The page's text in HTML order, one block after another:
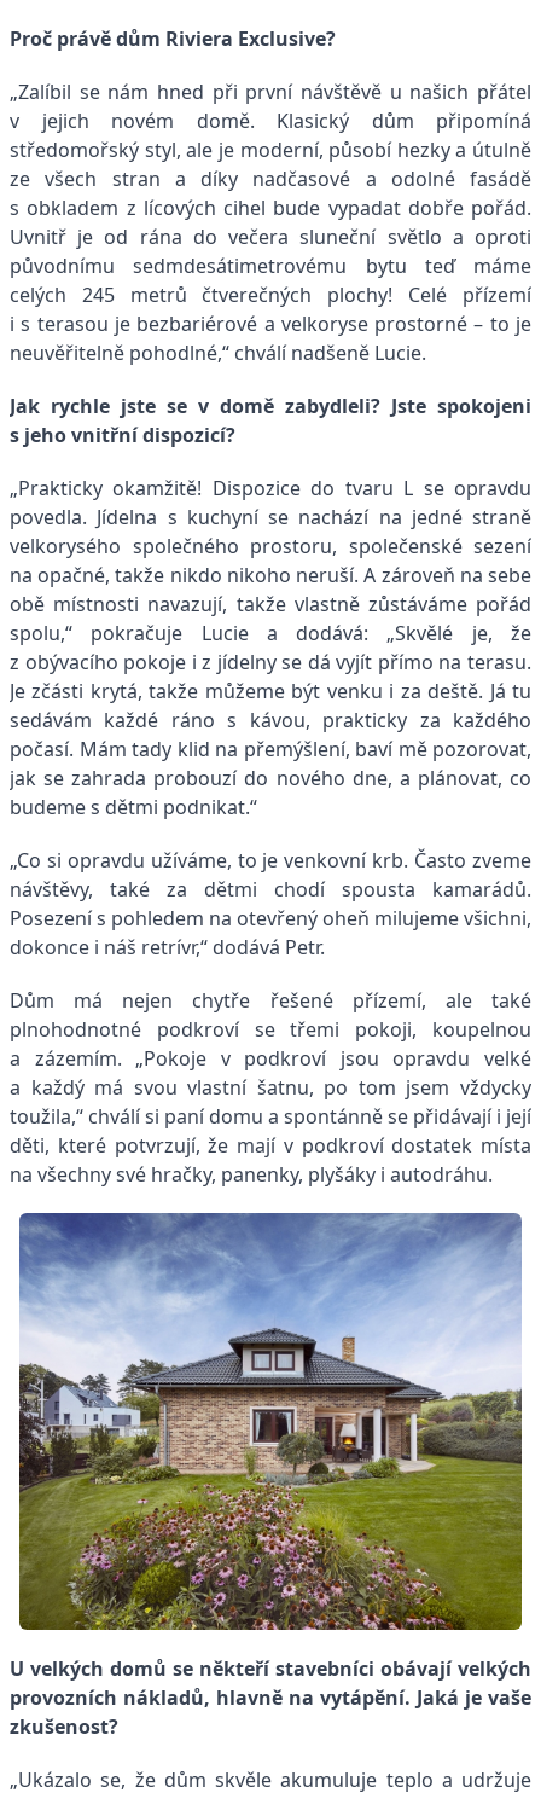
Proč právě dům Riviera Exclusive?
„Zalíbil se nám hned při první návštěvě u našich přátel
v jejich novém domě. Klasický dům připomíná
středomořský styl, ale je moderní, působí hezky a útulně
ze všech stran a díky nadčasové a odolné fasádě
s obkladem z lícových cihel bude vypadat dobře pořád.
Uvnitř je od rána do večera sluneční světlo a oproti
původnímu sedmdesátimetrovému bytu teď máme
celých 245 metrů čtverečných plochy! Celé přízemí
i s terasou je bezbariérové a velkoryse prostorné – to je
neuvěřitelně pohodlné,“ chválí nadšeně Lucie.
Jak rychle jste se v domě zabydleli? Jste spokojeni
s jeho vnitřní dispozicí?
„Prakticky okamžitě! Dispozice do tvaru L se opravdu
povedla. Jídelna s kuchyní se nachází na jedné straně
velkorysého společného prostoru, společenské sezení
na opačné, takže nikdo nikoho neruší. A zároveň na sebe
obě místnosti navazují, takže vlastně zůstáváme pořád
spolu,“ pokračuje Lucie a dodává: „Skvělé je, že
z obývacího pokoje i z jídelny se dá vyjít přímo na terasu.
Je zčásti krytá, takže můžeme být venku i za deště. Já tu
sedávám každé ráno s kávou, prakticky za každého
počasí. Mám tady klid na přemýšlení, baví mě pozorovat,
jak se zahrada probouzí do nového dne, a plánovat, co
budeme s dětmi podnikat.“
„Co si opravdu užíváme, to je venkovní krb. Často zveme
návštěvy, také za dětmi chodí spousta kamarádů.
Posezení s pohledem na otevřený oheň milujeme všichni,
dokonce i náš retrívr,“ dodává Petr.
Dům má nejen chytře řešené přízemí, ale také
plnohodnotné podkroví se třemi pokoji, koupelnou
a zázemím. „Pokoje v podkroví jsou opravdu velké
a každý má svou vlastní šatnu, po tom jsem vždycky
toužila,“ chválí si paní domu a spontánně se přidávají i její
děti, které potvrzují, že mají v podkroví dostatek místa
na všechny své hračky, panenky, plyšáky i autodráhu.
U velkých domů se někteří stavebníci obávají velkých
provozních nákladů, hlavně na vytápění. Jaká je vaše
zkušenost?
„Ukázalo se, že dům skvěle akumuluje teplo a udržuje